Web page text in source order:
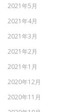
2021年5月
2021年4月
2021年3月
2021年2月
2021年1月
2020年12月
2020年11月